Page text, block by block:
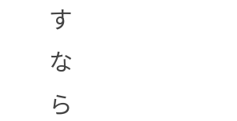
す
な
ら